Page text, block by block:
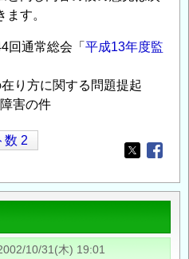
す。
回通常総会「 平成13年度監
り方に関する問題提起
害の件
数 2
Opens in
10/31(木) 19:01